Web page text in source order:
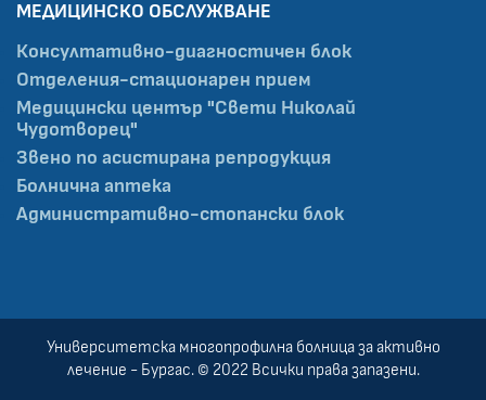
МЕДИЦИНСКО ОБСЛУЖВАНЕ
Консултативно-диагностичен блок
Отделения-стационарен прием
Медицински център "Свети Николай
Чудотворец"
Звено по асистирана репродукция
Болнична аптека
Административно-стопански блок
Университетска многопрофилна болница за активно
лечение - Бургас. © 2022 Всички права запазени.